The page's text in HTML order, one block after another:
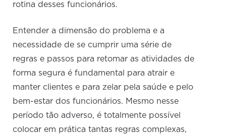
rotina desses funcionários.
Entender a dimensão do problema e a
necessidade de se cumprir uma série de
regras e passos para retomar as atividades de
forma segura é fundamental para atrair e
manter clientes e para zelar pela saúde e pelo
bem-estar dos funcionários. Mesmo nesse
período tão adverso, é totalmente possível
colocar em prática tantas regras complexas,